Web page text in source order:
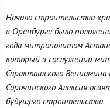
Начало строительства
в Оренбурге было
года митрополитом
который в сослужении
Саракташского Вениамина
Сорочинского Алексия
будущего строительства.